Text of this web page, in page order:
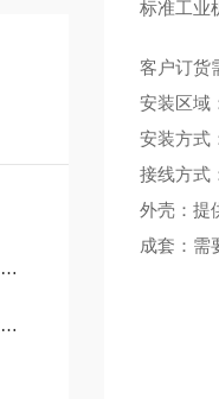
标准工业
客户订货
安装区域
安装方式
接线方式
外壳：提
成套：需